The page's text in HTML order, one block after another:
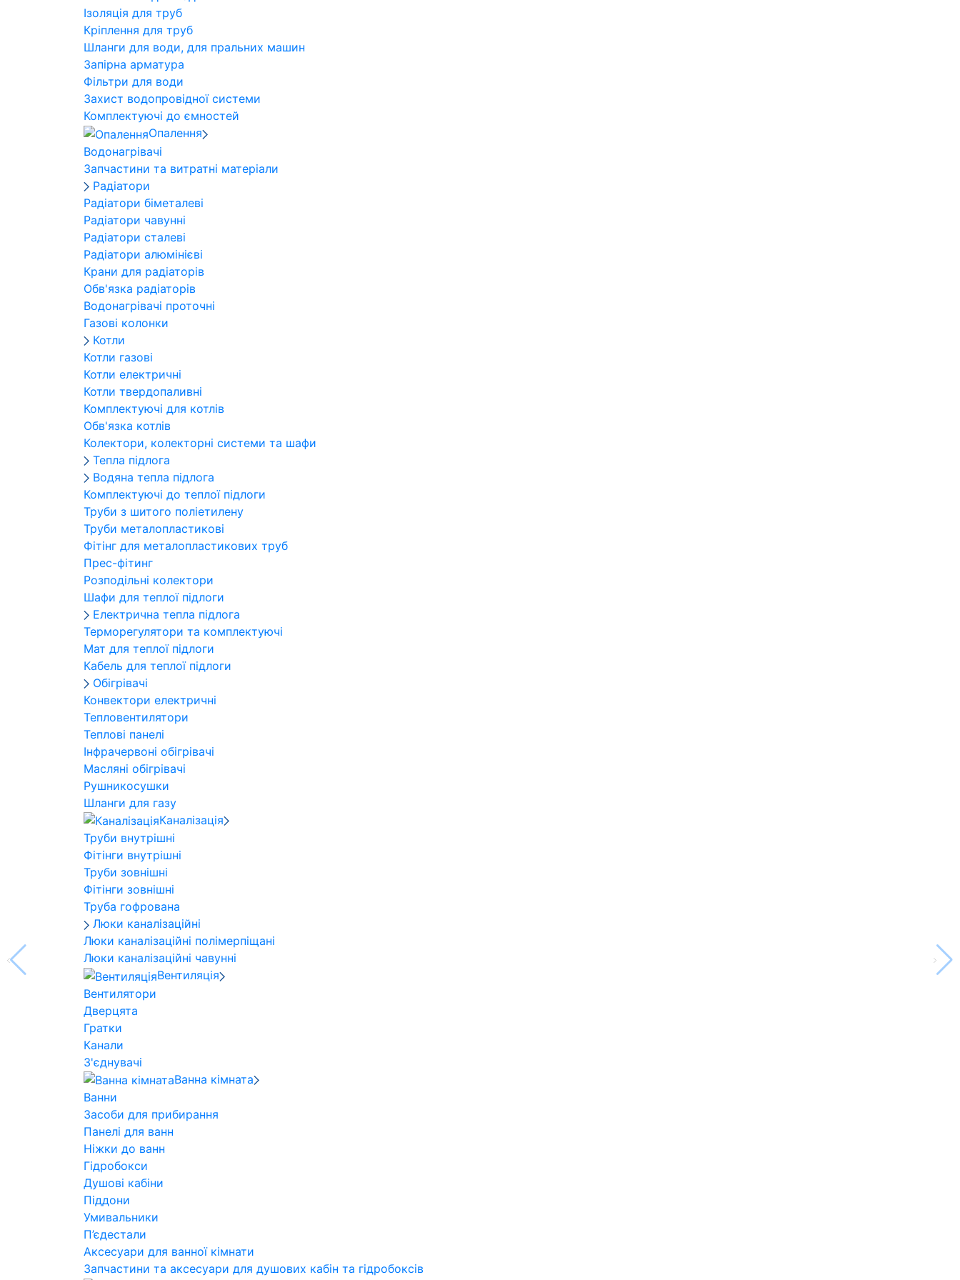
Ізоляція для труб
Кріплення для труб
Шланги для води, для пральних машин
Запірна арматура
Фільтри для води
Захист водопровідної системи
Комплектуючі до ємностей
Опалення
Водонагрівачі
Запчастини та витратні матеріали
Радіатори
Радіатори біметалеві
Радіатори чавунні
Радіатори сталеві
Радіатори алюмінієві
Крани для радіаторів
Обв'язка радіаторів
Водонагрівачі проточні
Газові колонки
Котли
Котли газові
Котли електричні
Котли твердопаливні
Комплектуючі для котлів
Обв'язка котлів
Колектори, колекторні системи та шафи
Тепла підлога
Водяна тепла підлога
Комплектуючі до теплої підлоги
Труби з шитого поліетилену
Труби металопластикові
Фітінг для металопластикових труб
Прес-фітинг
Розподільні колектори
Шафи для теплої підлоги
Електрична тепла підлога
Терморегулятори та комплектуючі
Мат для теплої підлоги
Кабель для теплої підлоги
Обігрівачі
Конвектори електричні
Тепловентилятори
Теплові панелі
Інфрачервоні обігрівачі
Масляні обігрівачі
Рушникосушки
Шланги для газу
Каналізація
Труби внутрішні
Фітінги внутрішні
Труби зовнішні
Фітінги зовнішні
Труба гофрована
Люки каналізаційні
Люки каналізаційні полімерпіщані
Люки каналізаційні чавунні
Вентиляція
Вентилятори
Дверцята
Гратки
Канали
З'єднувачі
Ванна кімната
Ванни
Засоби для прибирання
Панелі для ванн
Ніжки до ванн
Гідробокси
Душові кабіни
Піддони
Умивальники
П’єдестали
Аксесуари для ванної кімнати
Запчастини та аксесуари для душових кабін та гідробоксів